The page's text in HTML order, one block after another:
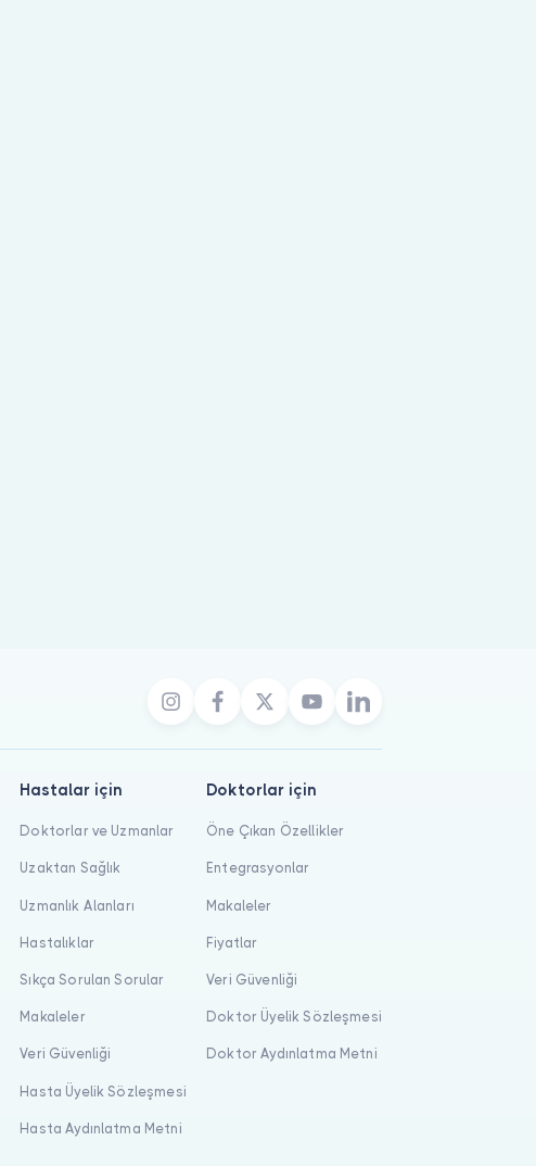
Hastalar için
Doktorlar ve Uzmanlar
Uzaktan Sağlık
Uzmanlık Alanları
Hastalıklar
Sıkça Sorulan Sorular
Makaleler
Veri Güvenliği
Hasta Üyelik Sözleşmesi
Hasta Aydınlatma Metni
Doktorlar için
Öne Çıkan Özellikler
Entegrasyonlar
Makaleler
Fiyatlar
Veri Güvenliği
Doktor Üyelik Sözleşmesi
Doktor Aydınlatma Metni